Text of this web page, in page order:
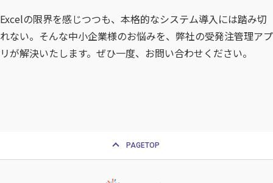
Excelの限界を感じつつも、本格的なシステム導入には踏み切
れない。そんな中小企業様のお悩みを、弊社の受発注管理アプ
リが解決いたします。ぜひ一度、お問い合わせください。
PAGETOP